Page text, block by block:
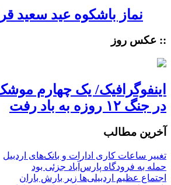
نماز باشکوه عید سعید
:: عکس روز
اینفوگرافیک/ یک چهارم
در جنگ ۱۲ روزه به باد رفت
آخرین مطالب
تغییر ساعات کاری ادارات و بانک‌های اردبیل
حمله به فرودگاه پارس‌‌آباد جزئی بود
اجتماع عظیم اردبیلی‌ها زیر بارش باران